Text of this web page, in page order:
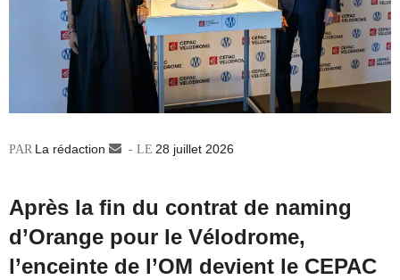
La rédaction
Envoyer28 juillet 2026
Après la fin du contrat de naming
d’Orange pour le Vélodrome,
l’enceinte de l’OM devient le CEPAC